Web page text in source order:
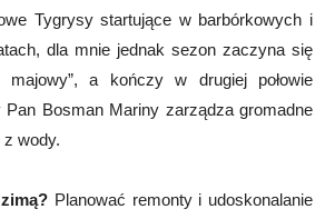
Tygrysy startujące w barbórkowych i
dla mnie jednak sezon zaczyna się
majowy”, a kończy w drugiej połowie
Pan Bosman Mariny zarządza gromadne
wody.
Planować remonty i udoskonalanie